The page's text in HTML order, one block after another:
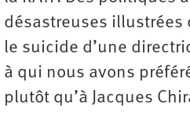
désastreuses illustrées
le suicide d’une
à qui nous avons
plutôt qu’à Jacques